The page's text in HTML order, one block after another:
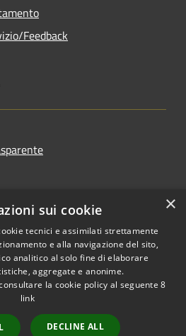
Feedback
Copyright © 2026 • Comune di
Municipium •
×
sui cookie
tecnici e assimilati strettamente
e alla navigazione del sito,
analitico al solo fine di elaborare
aggregate e anonime.
la cookie policy al seguente8
link
DECLINE ALL